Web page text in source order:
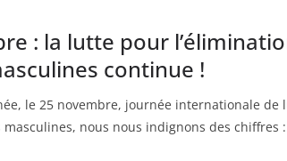
: la lutte pour
continue !
le 25 novembre, journée internationale de
nous nous indignons des chiffres